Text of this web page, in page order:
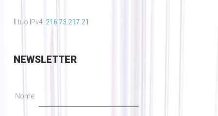
Il tuo IPv4: 216.73.217.21
NEWSLETTER
Nome: